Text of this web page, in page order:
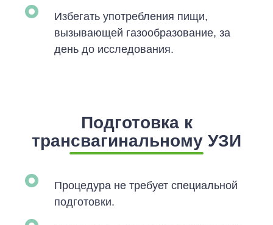
Избегать употребления пищи,
вызывающей газообразование, за
день до исследования.
Подготовка к
трансвагинальному УЗИ
Процедура не требует специальной
подготовки.